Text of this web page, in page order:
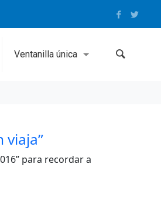
Ventanilla única
viaja”
para recordar a